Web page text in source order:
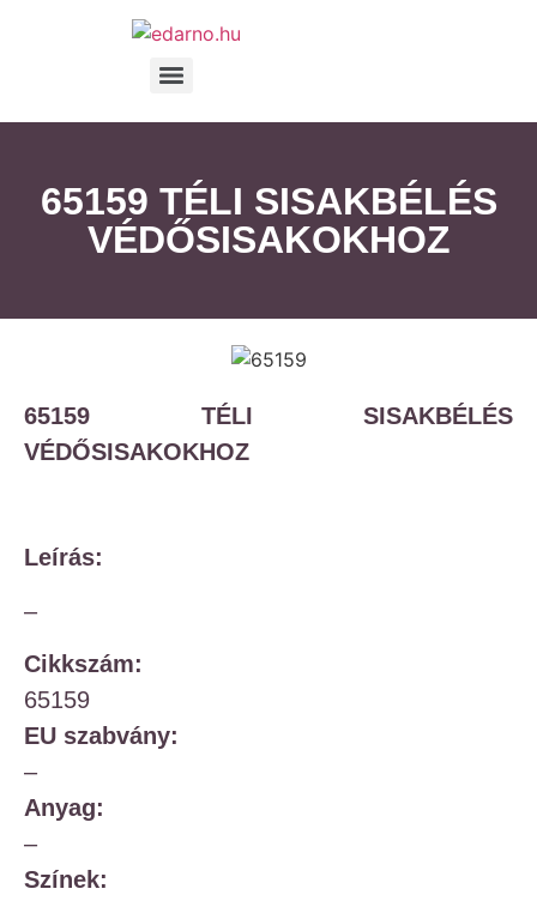
65159 TÉLI SISAKBÉLÉS
VÉDŐSISAKOKHOZ
65159 TÉLI SISAKBÉLÉS
VÉDŐSISAKOKHOZ
Leírás:
–
Cikkszám:
65159
EU szabvány:
–
Anyag:
–
Színek: